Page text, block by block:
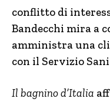
conflitto di
Bandecchi mira a
amministra una
con il Servizio
Il bagnino d’Italia